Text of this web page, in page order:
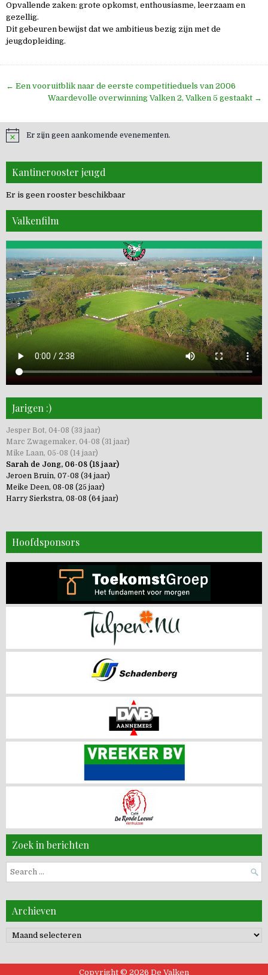
Opvallende zaken: grote opkomst, enthousiasme, leerzaam en
gezellig.
Dit gebeuren bewijst dat we ambitieus bezig zijn met de
jeugdopleiding.
Bericht
navigatie
← Een vooruitblik naar de eerste competitieduels van 2006
Waardevolle overwinning Valken 2, Valken 5 gestaakt →
Er zijn geen aankomende evenementen.
Kantinerooster jeugd
Er is geen rooster beschikbaar
Valkenfilm
Jarigen :)
Jesper Bot, 04-08 (33 jaar)
Marc Zwagemaker, 04-08 (31 jaar)
Mike Laan, 05-08 (14 jaar)
Sarah de Jong, 06-08 (18 jaar)
Jeroen Bruin, 07-08 (34 jaar)
Meike Deen, 08-08 (25 jaar)
Harry Sierkstra, 08-08 (64 jaar)
Hoofdsponsors
Zoek in berichten
Search
for:
Archieven
Archieven
Copyright © 2026 De Valken